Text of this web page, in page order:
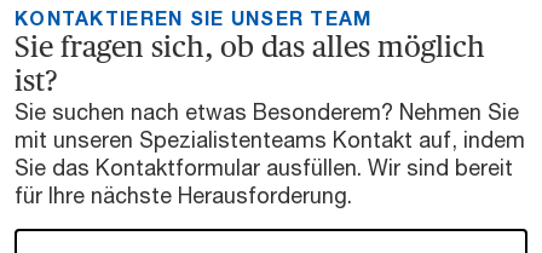
KONTAKTIEREN SIE UNSER TEAM
Sie fragen sich, ob das alles möglich
ist?
Sie suchen nach etwas Besonderem? Nehmen Sie
mit unseren Spezialistenteams Kontakt auf, indem
Sie das Kontaktformular ausfüllen. Wir sind bereit
für Ihre nächste Herausforderung.